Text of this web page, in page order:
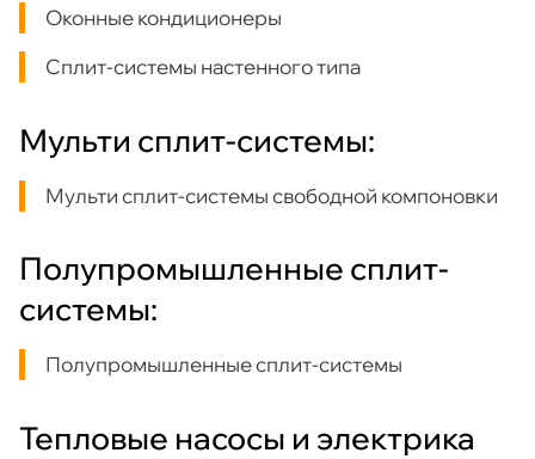
Оконные кондиционеры
Сплит-системы настенного типа
Мульти сплит-системы:
Мульти сплит-системы свободной компоновки
Полупромышленные сплит-
системы:
Полупромышленные сплит-системы
Тепловые насосы и электрика